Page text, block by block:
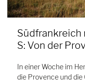
Südfrankreich
S: Von der
In einer Woche im
die Provence und die